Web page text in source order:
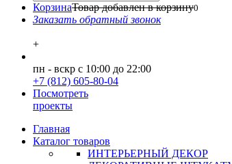
КорзинаТовар добавлен в корзину0
Заказать обратный звонок
+
пн - вскр с 10:00 до 22:00
+7 (812) 605-80-04
Посмотреть
проекты
Главная
Каталог товаров
ИНТЕРЬЕРНЫЙ ДЕКОР